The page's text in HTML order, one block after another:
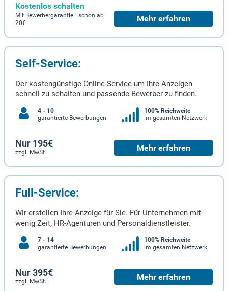
Kostenlos schalten
Mit Bewerbergarantie schon ab
20€
Mehr erfahren
Self-Service:
Der kostengünstige Online-Service um Ihre Anzeigen
schnell zu schalten und passende Bewerber zu finden.
4 - 10
garantierte Bewerbungen
100% Reichweite
im gesamten Netzwerk
Nur 195€
zzgl. MwSt. Mehr erfahren
Full-Service:
Wir erstellen Ihre Anzeige für Sie. Für Unternehmen mit
wenig Zeit, HR-Agenturen und Personaldienstleister.
7 - 14
garantierte Bewerbungen
100% Reichweite
im gesamten Netzwerk
Nur 395€
zzgl. MwSt. Mehr erfahren